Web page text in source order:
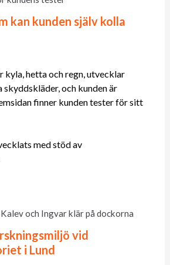
kan kunden själv kolla
kyla, hetta och regn, utvecklar
och kunden är
finner kunden tester för sitt
med stöd av
och Ingvar klär på dockorna
vid
i Lund